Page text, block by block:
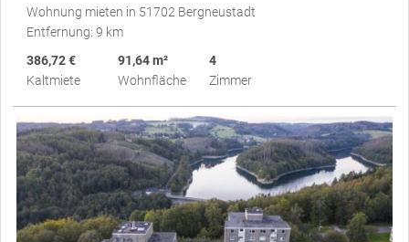
Wohnung mieten in 51702 Bergneustadt
Entfernung: 9 km
386,72 €
Kaltmiete
91,64 m²
Wohnfläche
4
Zimmer